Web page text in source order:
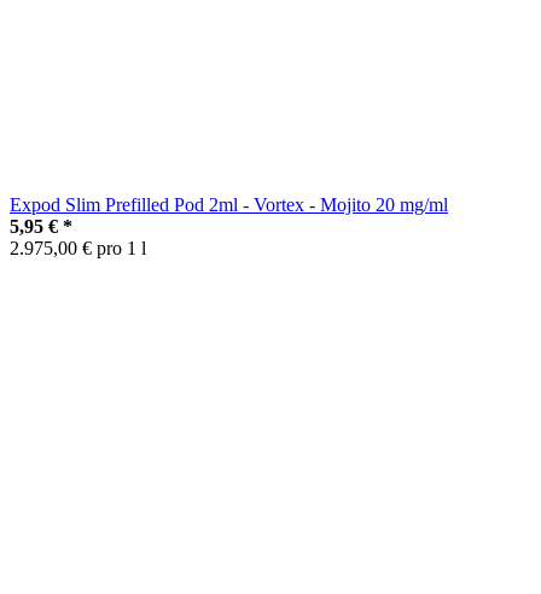
Expod Slim Prefilled Pod 2ml - Vortex - Mojito 20 mg/ml
5,95 € *
2.975,00 € pro 1 l